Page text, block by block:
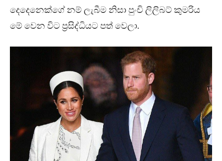
දෙදෙනෙක්ගේ නම් ලැබීම නිසා පුංචි ලිලිබට් කුමරිය
මේ වෙන විට ප්‍රසිද්ධියට පත් වෙලා.